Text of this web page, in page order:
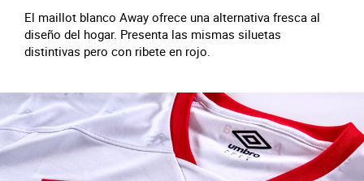
El maillot blanco Away ofrece una alternativa fresca al
diseño del hogar. Presenta las mismas siluetas
distintivas pero con ribete en rojo.